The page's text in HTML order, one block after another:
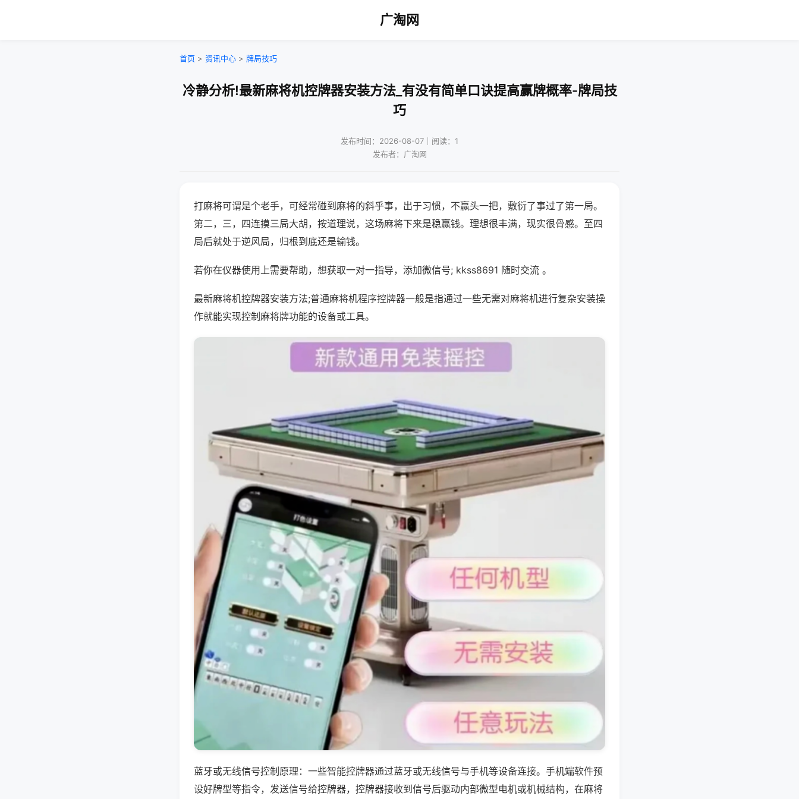
广淘网
首页 > 资讯中心 > 牌局技巧
冷静分析!最新麻将机控牌器安装方法_有没有简单口诀提高赢牌概率-牌局技
巧
发布时间：2026-08-07｜阅读：1
发布者：广淘网
打麻将可谓是个老手，可经常碰到麻将的斜乎事，出于习惯，不赢头一把，敷衍了事过了第一局。
第二，三，四连摸三局大胡，按道理说，这场麻将下来是稳赢钱。理想很丰满，现实很骨感。至四
局后就处于逆风局，归根到底还是输钱。
若你在仪器使用上需要帮助，想获取一对一指导，添加微信号; kkss8691 随时交流 。
最新麻将机控牌器安装方法;普通麻将机程序控牌器一般是指通过一些无需对麻将机进行复杂安装操
作就能实现控制麻将牌功能的设备或工具。
蓝牙或无线信号控制原理：一些智能控牌器通过蓝牙或无线信号与手机等设备连接。手机端软件预
设好牌型等指令，发送信号给控牌器，控牌器接收到信号后驱动内部微型电机或机械结构，在麻将